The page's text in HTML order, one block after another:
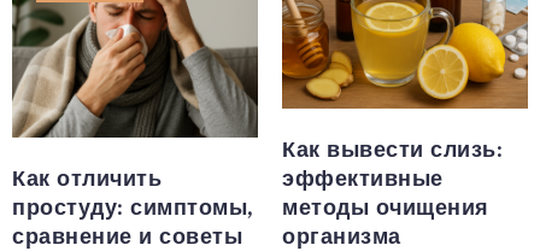
Как вывести слизь:
эффективные
методы очищения
организма
Как отличить
простуду: симптомы,
сравнение и советы